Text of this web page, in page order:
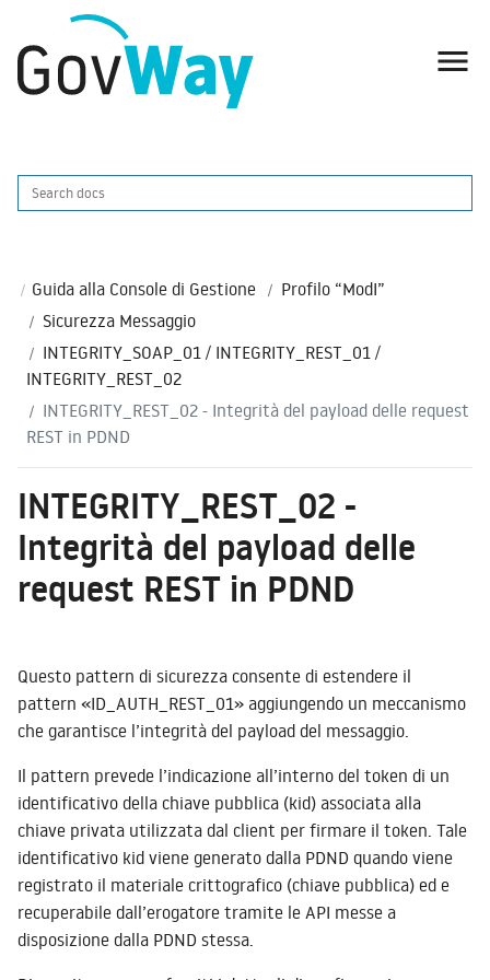

Guida alla Console di Gestione
Profilo “ModI”
Sicurezza Messaggio
INTEGRITY_SOAP_01 / INTEGRITY_REST_01 /
INTEGRITY_REST_02
INTEGRITY_REST_02 - Integrità del payload delle request
REST in PDND
INTEGRITY_REST_02 -
Integrità del payload delle
request REST in PDND
Questo pattern di sicurezza consente di estendere il
pattern «ID_AUTH_REST_01» aggiungendo un meccanismo
che garantisce l’integrità del payload del messaggio.
Il pattern prevede l’indicazione all’interno del token di un
identificativo della chiave pubblica (kid) associata alla
chiave privata utilizzata dal client per firmare il token. Tale
identificativo kid viene generato dalla PDND quando viene
registrato il materiale crittografico (chiave pubblica) ed e
recuperabile dall’erogatore tramite le API messe a
disposizione dalla PDND stessa.